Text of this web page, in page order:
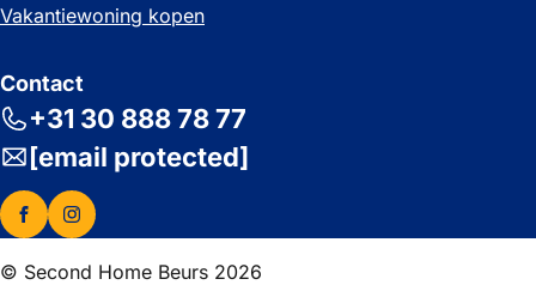
Vakantiewoning kopen
Contact
+31 30 888 78 77
[email protected]
© Second Home Beurs 2026